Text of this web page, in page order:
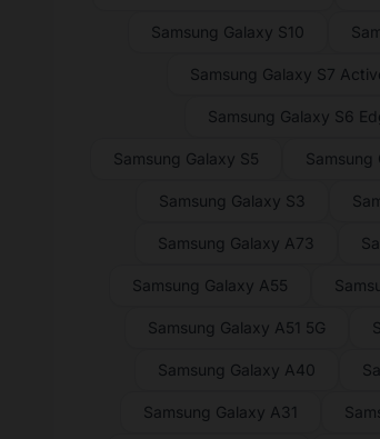
Samsung Galaxy S10
Samsung Galaxy S7
Samsung Galaxy S6
Samsung Galaxy S5 Samsung
Samsung Galaxy S3
Samsung Galaxy A73
Samsung Galaxy A55
Samsung Galaxy A51 5G
Samsung Galaxy A40
Samsung Galaxy A31